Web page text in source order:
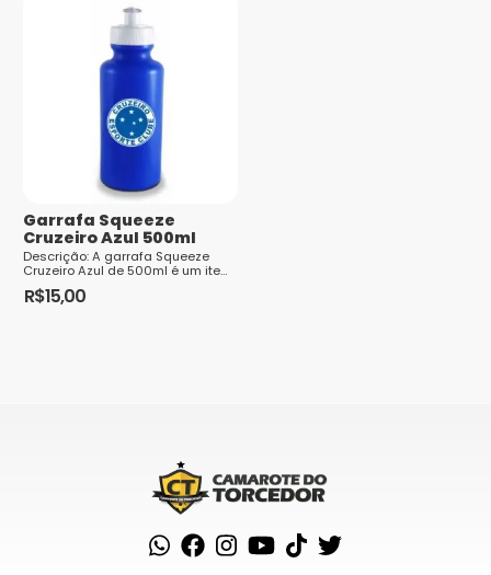
Garrafa Squeeze
Cruzeiro Azul 500ml
Descrição: A garrafa Squeeze
Cruzeiro Azul de 500ml é um item
essencial para os torcedores
apaixonados pelo clube. Com um
R$15,00